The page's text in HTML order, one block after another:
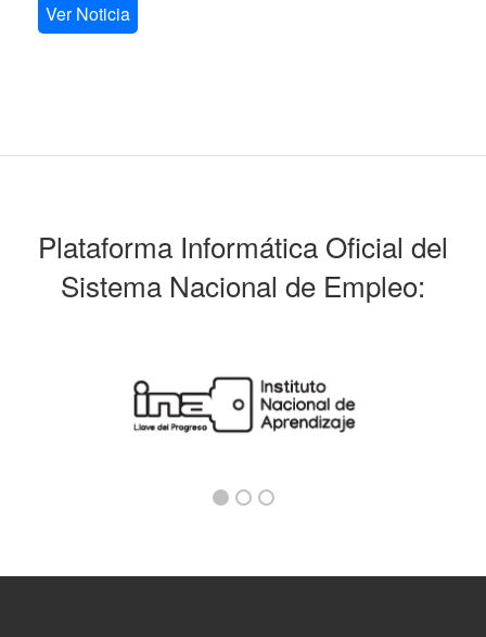
Ver Noticia
Plataforma Informática Oficial del
Sistema Nacional de Empleo: